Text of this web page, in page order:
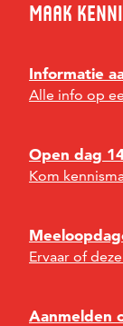
Maak
Informatie
Alle info op
Open dag
Kom
Ervaar of
Aanmelden